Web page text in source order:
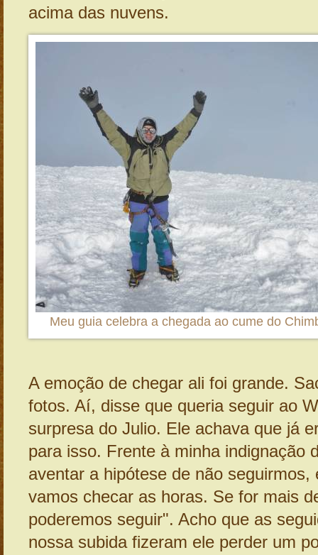
acima das nuvens.
Meu guia celebra a chegada ao cume do
A emoção de chegar ali foi grande.
fotos. Aí, disse que queria seguir ao
surpresa do Julio. Ele achava que já
para isso. Frente à minha indignação
aventar a hipótese de não seguirmos,
vamos checar as horas. Se for mais
poderemos seguir". Acho que as
nossa subida fizeram ele perder um